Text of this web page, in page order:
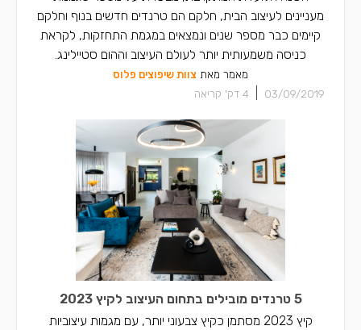
מעניינים לעיצוב הבית, חלקם הם טרנדים חדשים בנוף וחלקם
קיימים כבר מספר שנים ונמצאים במגמת התחזקות, לקראת
כניסה משמעותית יותר לעולם העיצוב וההום סטיילינג.
מאמר מאת צוות שיפוצים פלוס
03/09/2019
4 דק' קריאה
5 טרנדים מובילים בתחום העיצוב לקיץ 2023
קיץ 2023 מסתמן כקיץ צבעוני יותר, עם מגמות עיצוביות